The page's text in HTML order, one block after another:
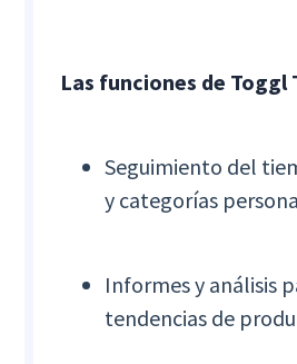
Las funciones de Toggl
Seguimiento del
y categorías
Informes y análisis
tendencias de